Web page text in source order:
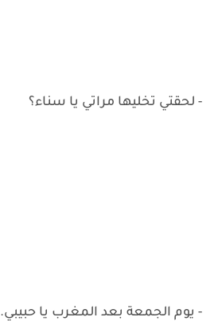
- لحقتي تخليها مراتي يا سناء؟
- يوم الجمعة بعد المغرب يا حبيبي.